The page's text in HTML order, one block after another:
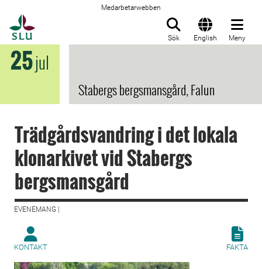
Medarbetarwebben
Sök English Meny
25jul
Stabergs bergsmansgård, Falun
Trädgårdsvandring i det lokala
klonarkivet vid Stabergs
bergsmansgård
EVENEMANG |
KONTAKT FAKTA